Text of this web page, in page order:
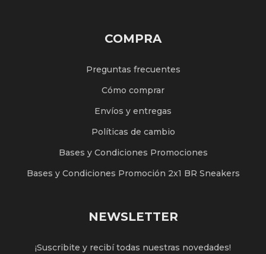
COMPRA
Preguntas frecuentes
Cómo comprar
Envíos y entregas
Políticas de cambio
Bases y Condiciones Promociones
Bases y Condiciones Promoción 2x1 BR Sneakers
NEWSLETTER
¡Suscribite y recibí todas nuestras novedades!